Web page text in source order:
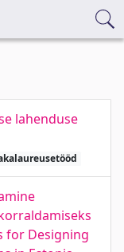
lahenduse
for Designing